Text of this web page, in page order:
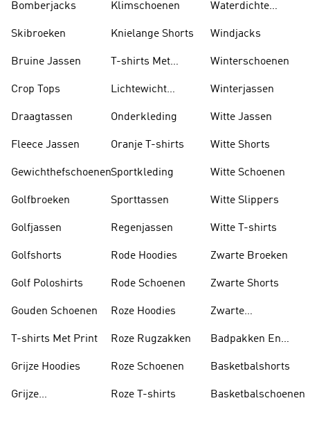
Bomberjacks
Skibroeken
Bruine Jassen
Crop Tops
Draagtassen
Fleece Jassen
Gewichthefschoenen
Golfbroeken
Golfjassen
Golfshorts
Golf Poloshirts
Gouden Schoenen
T-shirts Met Print
Grijze Hoodies
Grijze
Klimschoenen
Knielange Shorts
T-shirts Met
Lichtewicht
Onderkleding
Oranje T-shirts
Sportkleding
Sporttassen
Regenjassen
Rode Hoodies
Rode Schoenen
Roze Hoodies
Roze Rugzakken
Roze Schoenen
Roze T-shirts
Waterdichte
Windjacks
Winterschoenen
Winterjassen
Witte Jassen
Witte Shorts
Witte Schoenen
Witte Slippers
Witte T-shirts
Zwarte Broeken
Zwarte Shorts
Zwarte
Badpakken En
Basketbalshorts
Basketbalschoenen